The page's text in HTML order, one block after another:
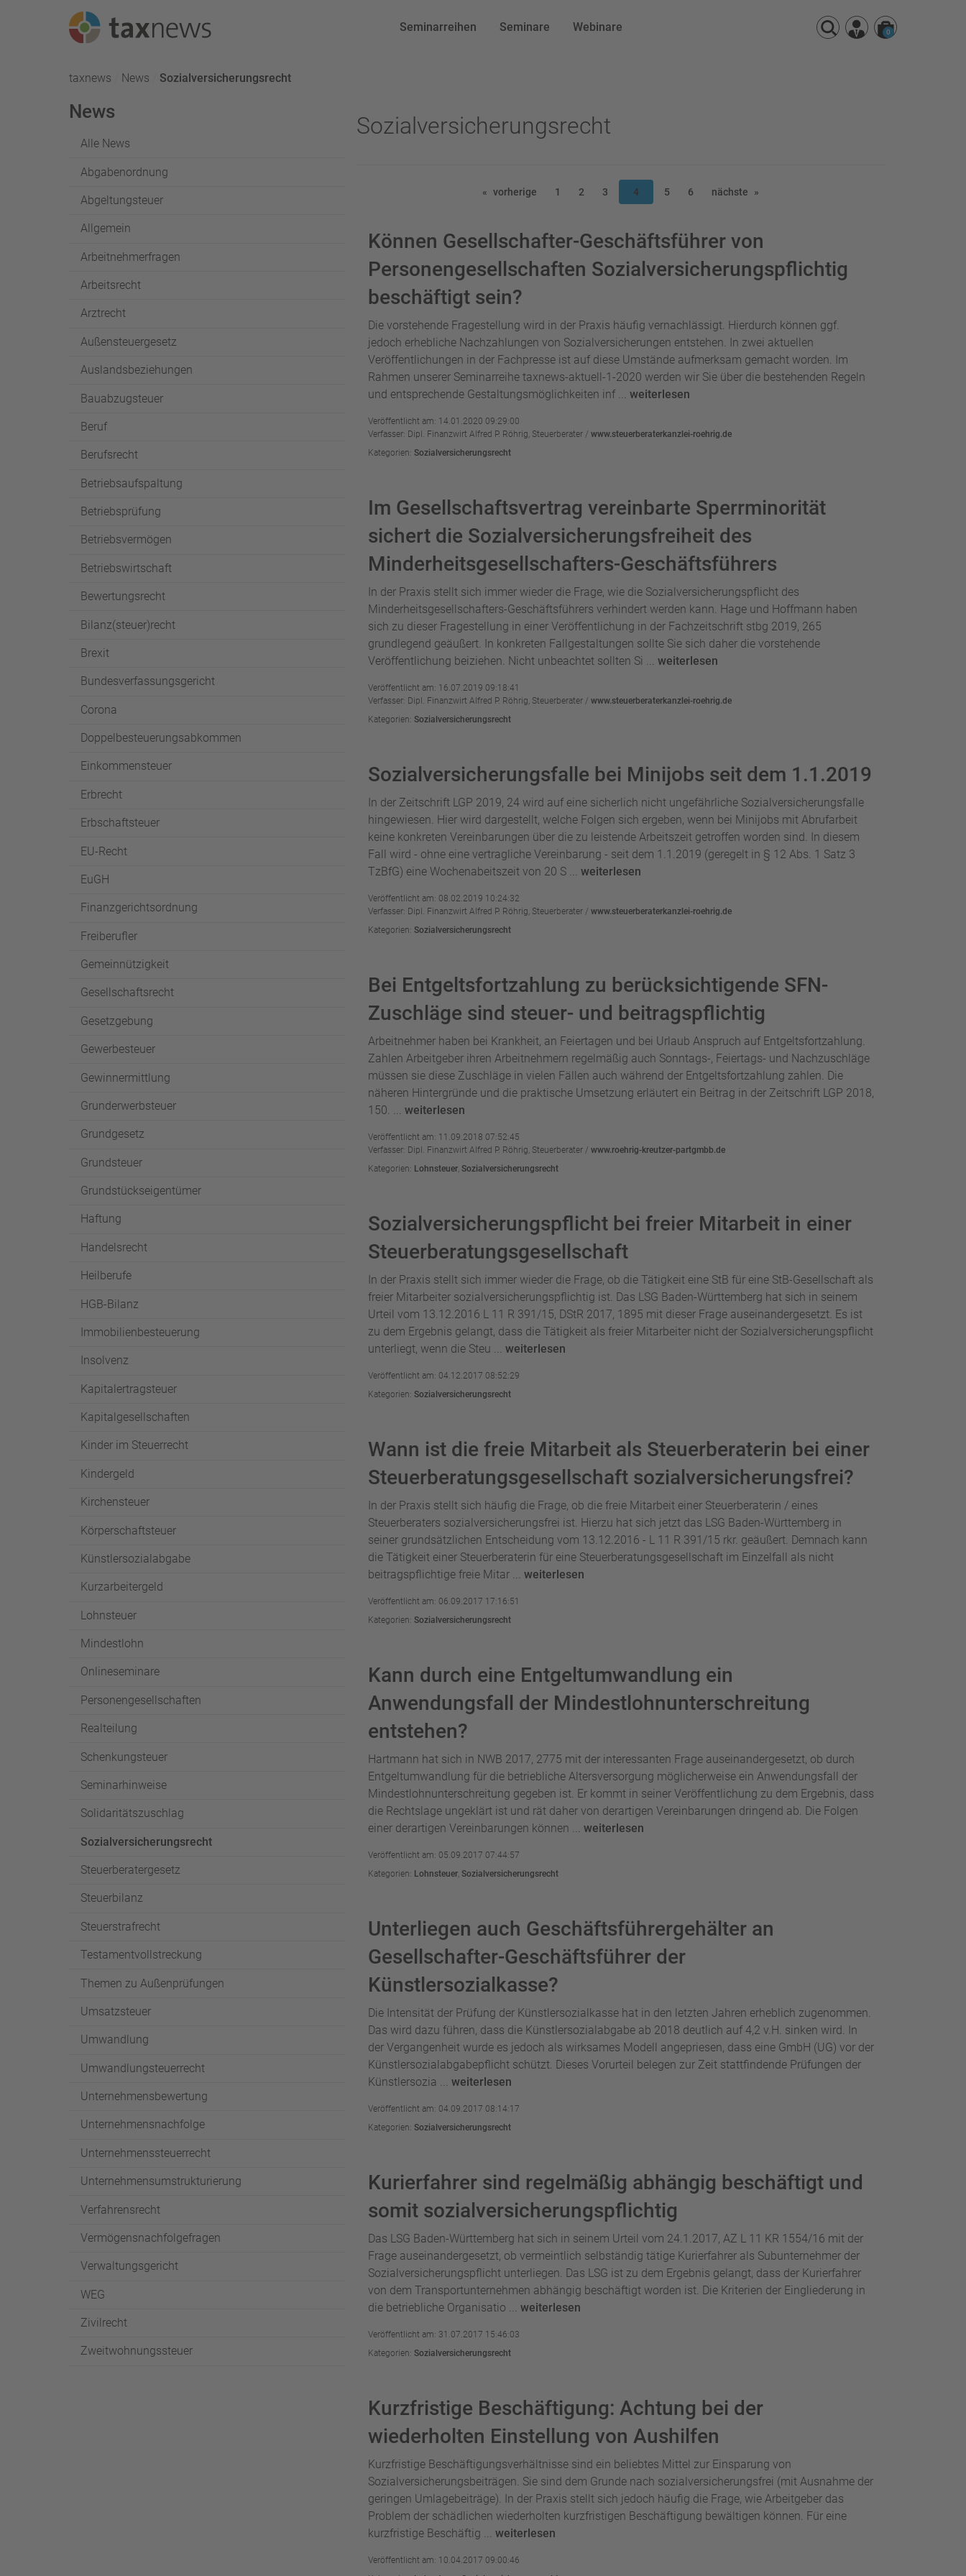
Seminarreihen Seminare Webinare 0
taxnews News Aktuell:
Sozialversicherungsrecht
News
Alle News
Abgabenordnung
Abgeltungsteuer
Allgemein
Arbeitnehmerfragen
Arbeitsrecht
Arztrecht
Außensteuergesetz
Auslandsbeziehungen
Bauabzugsteuer
Beruf
Berufsrecht
Betriebsaufspaltung
Betriebsprüfung
Betriebsvermögen
Betriebswirtschaft
Bewertungsrecht
Bilanz(steuer)recht
Brexit
Bundesverfassungsgericht
Corona
Doppelbesteuerungsabkommen
Einkommensteuer
Erbrecht
Erbschaftsteuer
EU-Recht
EuGH
Finanzgerichtsordnung
Freiberufler
Gemeinnützigkeit
Gesellschaftsrecht
Gesetzgebung
Gewerbesteuer
Gewinnermittlung
Grunderwerbsteuer
Grundgesetz
Grundsteuer
Grundstückseigentümer
Haftung
Handelsrecht
Heilberufe
HGB-Bilanz
Immobilienbesteuerung
Insolvenz
Kapitalertragsteuer
Kapitalgesellschaften
Kinder im Steuerrecht
Kindergeld
Kirchensteuer
Körperschaftsteuer
Künstlersozialabgabe
Kurzarbeitergeld
Lohnsteuer
Mindestlohn
Onlineseminare
Personengesellschaften
Realteilung
Schenkungsteuer
Seminarhinweise
Solidaritätszuschlag
Sozialversicherungsrecht
Steuerberatergesetz
Steuerbilanz
Steuerstrafrecht
Testamentvollstreckung
Themen zu Außenprüfungen
Umsatzsteuer
Umwandlung
Umwandlungsteuerrecht
Unternehmensbewertung
Unternehmensnachfolge
Unternehmenssteuerrecht
Unternehmensumstrukturierung
Verfahrensrecht
Vermögensnachfolgefragen
Verwaltungsgericht
WEG
Zivilrecht
Zweitwohnungssteuer
Sozialversicherungsrecht
vorherige 1 2 3 4 5 6 nächste
Können Gesellschafter-Geschäftsführer von
Personengesellschaften Sozialversicherungspflichtig
beschäftigt sein?
Die vorstehende Fragestellung wird in der Praxis häufig vernachlässigt. Hierdurch können ggf.
jedoch erhebliche Nachzahlungen von Sozialversicherungen entstehen. In zwei aktuellen
Veröffentlichungen in der Fachpresse ist auf diese Umstände aufmerksam gemacht worden. Im
Rahmen unserer Seminarreihe taxnews-aktuell-1-2020 werden wir Sie über die bestehenden Regeln
und entsprechende Gestaltungsmöglichkeiten inf ... weiterlesen
Veröffentlicht am: 14.01.2020 09:29:00
Verfasser: Dipl. Finanzwirt Alfred P. Röhrig, Steuerberater / www.steuerberaterkanzlei-roehrig.de
Kategorien: Sozialversicherungsrecht
Im Gesellschaftsvertrag vereinbarte Sperrminorität
sichert die Sozialversicherungsfreiheit des
Minderheitsgesellschafters-Geschäftsführers
In der Praxis stellt sich immer wieder die Frage, wie die Sozialversicherungspflicht des
Minderheitsgesellschafters-Geschäftsführers verhindert werden kann. Hage und Hoffmann haben
sich zu dieser Fragestellung in einer Veröffentlichung in der Fachzeitschrift stbg 2019, 265
grundlegend geäußert. In konkreten Fallgestaltungen sollte Sie sich daher die vorstehende
Veröffentlichung beiziehen. Nicht unbeachtet sollten Si ... weiterlesen
Veröffentlicht am: 16.07.2019 09:18:41
Verfasser: Dipl. Finanzwirt Alfred P. Röhrig, Steuerberater / www.steuerberaterkanzlei-roehrig.de
Kategorien: Sozialversicherungsrecht
Sozialversicherungsfalle bei Minijobs seit dem 1.1.2019
In der Zeitschrift LGP 2019, 24 wird auf eine sicherlich nicht ungefährliche Sozialversicherungsfalle
hingewiesen. Hier wird dargestellt, welche Folgen sich ergeben, wenn bei Minijobs mit Abrufarbeit
keine konkreten Vereinbarungen über die zu leistende Arbeitszeit getroffen worden sind. In diesem
Fall wird - ohne eine vertragliche Vereinbarung - seit dem 1.1.2019 (geregelt in § 12 Abs. 1 Satz 3
TzBfG) eine Wochenabeitszeit von 20 S ... weiterlesen
Veröffentlicht am: 08.02.2019 10:24:32
Verfasser: Dipl. Finanzwirt Alfred P. Röhrig, Steuerberater / www.steuerberaterkanzlei-roehrig.de
Kategorien: Sozialversicherungsrecht
Bei Entgeltsfortzahlung zu berücksichtigende SFN-
Zuschläge sind steuer- und beitragspflichtig
Arbeitnehmer haben bei Krankheit, an Feiertagen und bei Urlaub Anspruch auf Entgeltsfortzahlung.
Zahlen Arbeitgeber ihren Arbeitnehmern regelmäßig auch Sonntags-, Feiertags- und Nachzuschläge
müssen sie diese Zuschläge in vielen Fällen auch während der Entgeltsfortzahlung zahlen. Die
näheren Hintergründe und die praktische Umsetzung erläutert ein Beitrag in der Zeitschrift LGP 2018,
150. ... weiterlesen
Veröffentlicht am: 11.09.2018 07:52:45
Verfasser: Dipl. Finanzwirt Alfred P. Röhrig, Steuerberater / www.roehrig-kreutzer-partgmbb.de
Kategorien: Lohnsteuer, Sozialversicherungsrecht
Sozialversicherungspflicht bei freier Mitarbeit in einer
Steuerberatungsgesellschaft
In der Praxis stellt sich immer wieder die Frage, ob die Tätigkeit eine StB für eine StB-Gesellschaft als
freier Mitarbeiter sozialversicherungspflichtig ist. Das LSG Baden-Württemberg hat sich in seinem
Urteil vom 13.12.2016 L 11 R 391/15, DStR 2017, 1895 mit dieser Frage auseinandergesetzt. Es ist
zu dem Ergebnis gelangt, dass die Tätigkeit als freier Mitarbeiter nicht der Sozialversicherungspflicht
unterliegt, wenn die Steu ... weiterlesen
Veröffentlicht am: 04.12.2017 08:52:29
Kategorien: Sozialversicherungsrecht
Wann ist die freie Mitarbeit als Steuerberaterin bei einer
Steuerberatungsgesellschaft sozialversicherungsfrei?
In der Praxis stellt sich häufig die Frage, ob die freie Mitarbeit einer Steuerberaterin / eines
Steuerberaters sozialversicherungsfrei ist. Hierzu hat sich jetzt das LSG Baden-Württemberg in
seiner grundsätzlichen Entscheidung vom 13.12.2016 - L 11 R 391/15 rkr. geäußert. Demnach kann
die Tätigkeit einer Steuerberaterin für eine Steuerberatungsgesellschaft im Einzelfall als nicht
beitragspflichtige freie Mitar ... weiterlesen
Veröffentlicht am: 06.09.2017 17:16:51
Kategorien: Sozialversicherungsrecht
Kann durch eine Entgeltumwandlung ein
Anwendungsfall der Mindestlohnunterschreitung
entstehen?
Hartmann hat sich in NWB 2017, 2775 mit der interessanten Frage auseinandergesetzt, ob durch
Entgeltumwandlung für die betriebliche Altersversorgung möglicherweise ein Anwendungsfall der
Mindestlohnunterschreitung gegeben ist. Er kommt in seiner Veröffentlichung zu dem Ergebnis, dass
die Rechtslage ungeklärt ist und rät daher von derartigen Vereinbarungen dringend ab. Die Folgen
einer derartigen Vereinbarungen können ... weiterlesen
Veröffentlicht am: 05.09.2017 07:44:57
Kategorien: Lohnsteuer, Sozialversicherungsrecht
Unterliegen auch Geschäftsführergehälter an
Gesellschafter-Geschäftsführer der
Künstlersozialkasse?
Die Intensität der Prüfung der Künstlersozialkasse hat in den letzten Jahren erheblich zugenommen.
Das wird dazu führen, dass die Künstlersozialabgabe ab 2018 deutlich auf 4,2 v.H. sinken wird. In
der Vergangenheit wurde es jedoch als wirksames Modell angepriesen, dass eine GmbH (UG) vor der
Künstlersozialabgabepflicht schützt. Dieses Vorurteil belegen zur Zeit stattfindende Prüfungen der
Künstlersozia ... weiterlesen
Veröffentlicht am: 04.09.2017 08:14:17
Kategorien: Sozialversicherungsrecht
Kurierfahrer sind regelmäßig abhängig beschäftigt und
somit sozialversicherungspflichtig
Das LSG Baden-Württemberg hat sich in seinem Urteil vom 24.1.2017, AZ L 11 KR 1554/16 mit der
Frage auseinandergesetzt, ob vermeintlich selbständig tätige Kurierfahrer als Subunternehmer der
Sozialversicherungspflicht unterliegen. Das LSG ist zu dem Ergebnis gelangt, dass der Kurierfahrer
von dem Transportunternehmen abhängig beschäftigt worden ist. Die Kriterien der Eingliederung in
die betriebliche Organisatio ... weiterlesen
Veröffentlicht am: 31.07.2017 15:46:03
Kategorien: Sozialversicherungsrecht
Kurzfristige Beschäftigung: Achtung bei der
wiederholten Einstellung von Aushilfen
Kurzfristige Beschäftigungsverhältnisse sind ein beliebtes Mittel zur Einsparung von
Sozialversicherungsbeiträgen. Sie sind dem Grunde nach sozialversicherungsfrei (mit Ausnahme der
geringen Umlagebeiträge). In der Praxis stellt sich jedoch häufig die Frage, wie Arbeitgeber das
Problem der schädlichen wiederholten kurzfristigen Beschäftigung bewältigen können. Für eine
kurzfristige Beschäftig ... weiterlesen
Veröffentlicht am: 10.04.2017 09:00:46